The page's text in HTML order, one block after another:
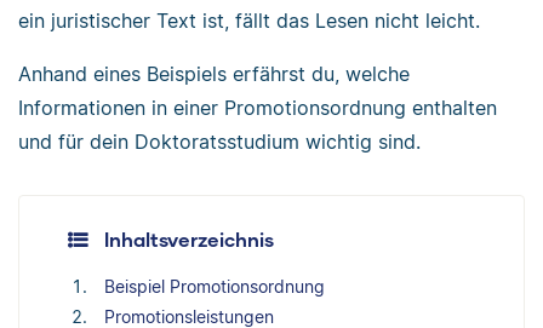
ein juristischer Text ist, fällt das Lesen nicht leicht.
Anhand eines Beispiels erfährst du, welche
Informationen in einer Promotionsordnung enthalten
und für dein Doktoratsstudium wichtig sind.
Inhaltsverzeichnis
Beispiel Promotionsordnung
Promotionsleistungen